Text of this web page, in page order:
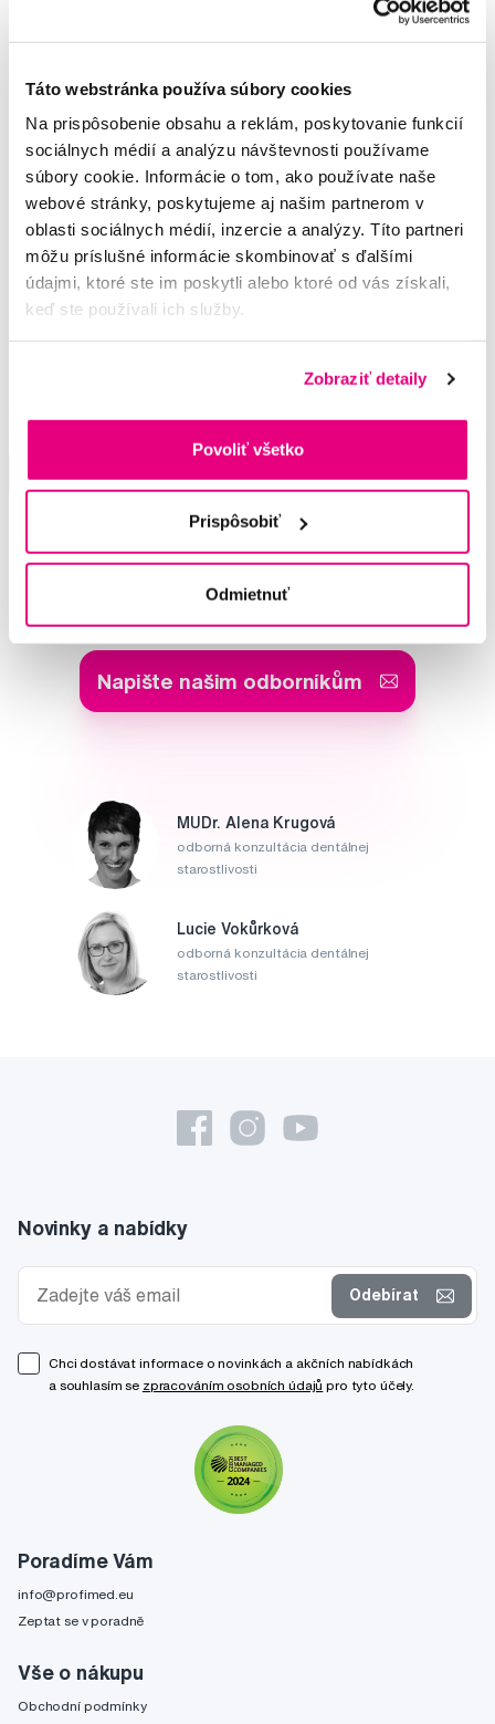
Táto webstránka používa súbory cookies
Na prispôsobenie obsahu a reklám, poskytovanie funkcií
sociálnych médií a analýzu návštevnosti používame
súbory cookie. Informácie o tom, ako používate naše
webové stránky, poskytujeme aj našim partnerom v
oblasti sociálnych médií, inzercie a analýzy. Títo partneri
môžu príslušné informácie skombinovať s ďalšími
údajmi, ktoré ste im poskytli alebo ktoré od vás získali,
keď ste používali ich služby.
Zobraziť detaily
Povoliť všetko
Prispôsobiť
Odmietnuť
GUM Paroex ústny výplach (CHX 0,12 %
+ CPC 0,05 %), 5 l
Potřebujete poradit?
Napište našim odborníkům
MUDr. Alena Krugová
odborná konzultácia dentálnej
starostlivosti
Lucie Vokůrková
odborná konzultácia dentálnej
starostlivosti
Poradíme Vám
info@profimed.eu
Zeptat se v poradně
Vše o nákupu
Obchodní podmínky
Novinky a nabídky
Odebírat
Chci dostávat informace o novinkách a akčních nabídkách
a souhlasím se zpracováním osobních údajů pro tyto účely.